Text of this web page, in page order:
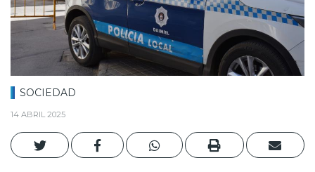
SOCIEDAD
14 ABRIL 2025